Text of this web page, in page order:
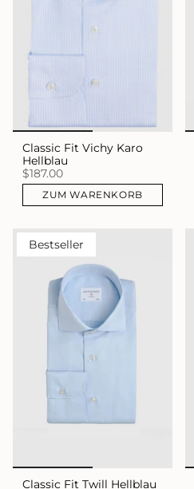
Classic Fit Vichy Karo
Hellblau
$187.00
ZUM WARENKORB
Bestseller
Classic Fit Twill Hellblau